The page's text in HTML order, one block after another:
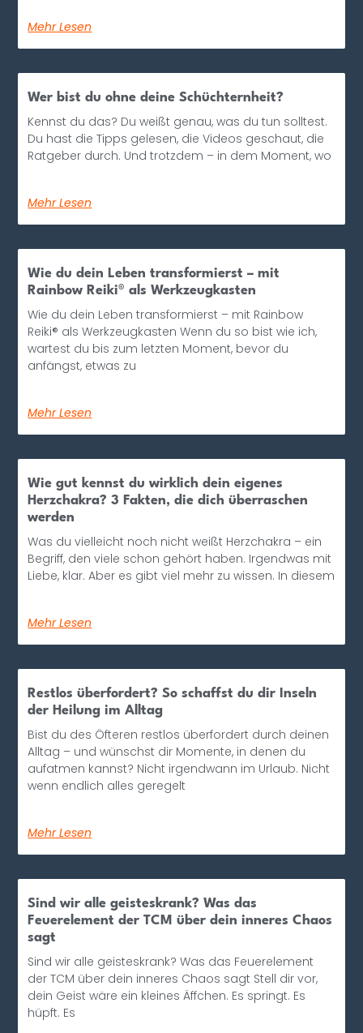
Mehr Lesen
Wer bist du ohne deine Schüchternheit?
Kennst du das? Du weißt genau, was du tun solltest.
Du hast die Tipps gelesen, die Videos geschaut, die
Ratgeber durch. Und trotzdem – in dem Moment, wo
Mehr Lesen
Wie du dein Leben transformierst – mit
Rainbow Reiki® als Werkzeugkasten
Wie du dein Leben transformierst – mit Rainbow
Reiki® als Werkzeugkasten Wenn du so bist wie ich,
wartest du bis zum letzten Moment, bevor du
anfängst, etwas zu
Mehr Lesen
Wie gut kennst du wirklich dein eigenes
Herzchakra? 3 Fakten, die dich überraschen
werden
Was du vielleicht noch nicht weißt Herzchakra – ein
Begriff, den viele schon gehört haben. Irgendwas mit
Liebe, klar. Aber es gibt viel mehr zu wissen. In diesem
Mehr Lesen
Restlos überfordert? So schaffst du dir Inseln
der Heilung im Alltag
Bist du des Öfteren restlos überfordert durch deinen
Alltag – und wünschst dir Momente, in denen du
aufatmen kannst? Nicht irgendwann im Urlaub. Nicht
wenn endlich alles geregelt
Mehr Lesen
Sind wir alle geisteskrank? Was das
Feuerelement der TCM über dein inneres Chaos
sagt
Sind wir alle geisteskrank? Was das Feuerelement
der TCM über dein inneres Chaos sagt Stell dir vor,
dein Geist wäre ein kleines Äffchen. Es springt. Es
hüpft. Es